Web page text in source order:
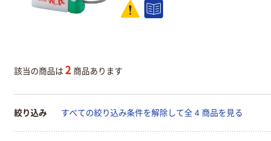
該当の商品は 2 商品あります
絞り込み すべての絞り込み条件を解除して全 4 商品を見る